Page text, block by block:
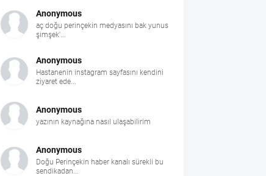
Anonymous
aç doğu perinçekin medyasını bak yunus
şimşek'...
Anonymous
Hastanenin instagram sayfasını kendini
ziyaret ede...
Anonymous
yazının kaynağına nasıl ulaşabilirim
Anonymous
Doğu Perinçekin haber kanalı sürekli bu
sendikadan...